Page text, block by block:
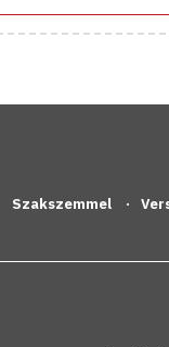
Szakszemmel